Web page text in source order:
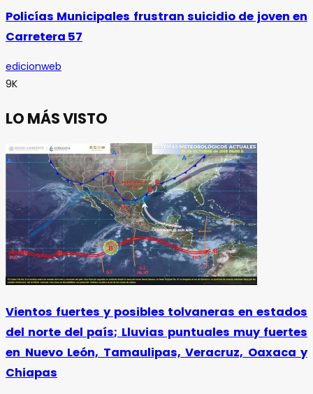
Policías Municipales frustran suicidio de joven en
Carretera 57
edicionweb
9K
LO MÁS VISTO
Vientos fuertes y posibles tolvaneras en estados
del norte del país; Lluvias puntuales muy fuertes
en Nuevo León, Tamaulipas, Veracruz, Oaxaca y
Chiapas